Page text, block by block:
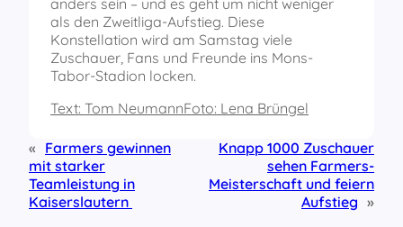
anders sein – und es geht um nicht weniger
als den Zweitliga-Aufstieg. Diese
Konstellation wird am Samstag viele
Zuschauer, Fans und Freunde ins Mons-
Tabor-Stadion locken.
Text: Tom NeumannFoto: Lena Brüngel
« Farmers gewinnen
mit starker
Teamleistung in
Kaiserslautern
Knapp 1000 Zuschauer
sehen Farmers-
Meisterschaft und feiern
Aufstieg »